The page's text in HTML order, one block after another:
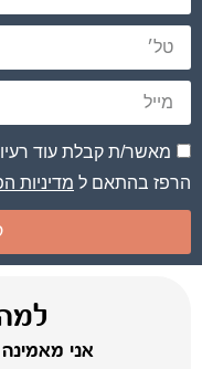
מאשר/ת קבלת עוד
הרפז בהתאם ל מדיניות
אני